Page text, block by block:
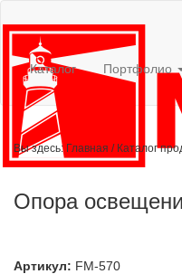
Каталог Портфолио
Вы здесь: Главная / Каталог
Опора
Артикул: FM-570